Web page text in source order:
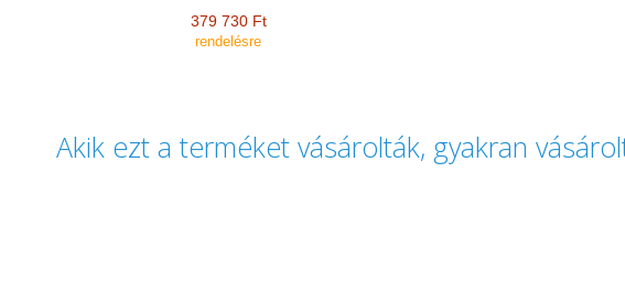
379 730 Ft
rendelésre
Akik ezt a terméket vásárolták, gyakran